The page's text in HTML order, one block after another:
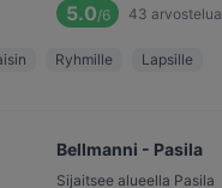
5.0/6 43 arvostelua
Ryhmille Lapsille
Bellmanni - Pasila
Sijaitsee alueella Pasila